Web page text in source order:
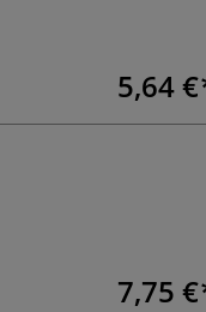
5,64 €
7,75 €